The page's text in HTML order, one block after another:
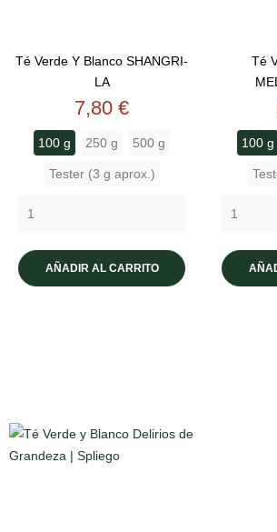
Té Verde Y Blanco SHANGRI-
LA
Precio
7,80 €
100 g 250 g 500 g
Tester (3 g aprox.)
AÑADIR AL CARRITO
Té
100 g